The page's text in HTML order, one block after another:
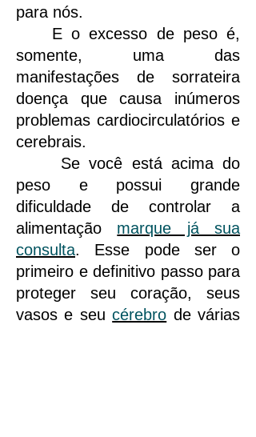
para nós.
E o excesso de peso é,
somente, uma das
manifestações de sorrateira
doença que causa inúmeros
problemas cardiocirculatórios e
cerebrais.
Se você está acima do
peso e possui grande
dificuldade de controlar a
alimentação marque já sua
consulta. Esse pode ser o
primeiro e definitivo passo para
proteger seu coração, seus
vasos e seucérebro de várias